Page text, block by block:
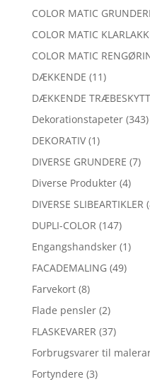
COLOR MATIC
COLOR MATIC
COLOR MATIC
DÆKKENDE (11)
DÆKKENDE
Dekorationstapeter (343)
DEKORATIV (1)
DIVERSE GRUNDERE (7)
Diverse Produkter (4)
DIVERSE SLIBEARTIKLER
DUPLI-COLOR (147)
Engangshandsker (1)
FACADEMALING (49)
Farvekort (8)
Flade pensler (2)
FLASKEVARER (37)
Forbrugsvarer til
Fortyndere (3)